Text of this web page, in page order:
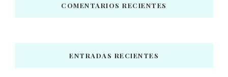
COMENTARIOS RECIENTES
ENTRADAS RECIENTES